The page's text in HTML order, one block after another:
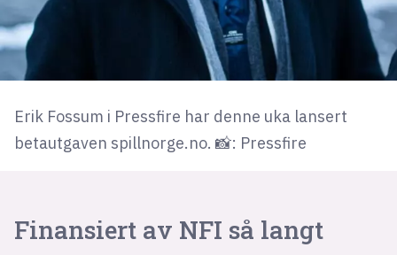
Erik Fossum i Pressfire har denne uka lansert
betautgaven spillnorge.no. 📸: Pressfire
Finansiert av NFI så langt